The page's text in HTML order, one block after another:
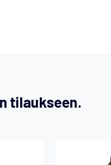
tilaukseen.